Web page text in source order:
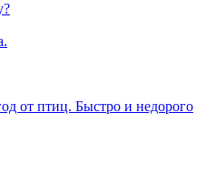
от птиц. Быстро и недорого